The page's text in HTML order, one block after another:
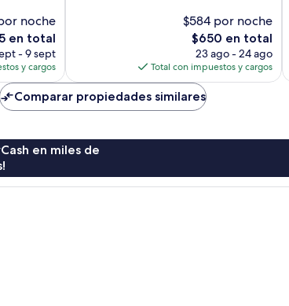
por noche
en total
- 9 sept
y cargos
$584 por noche
El
precio
actual
es
de
$650
$650 en total
23 ago - 24 ago
Total con impuestos y cargos
Comparar propiedades similares
en miles de